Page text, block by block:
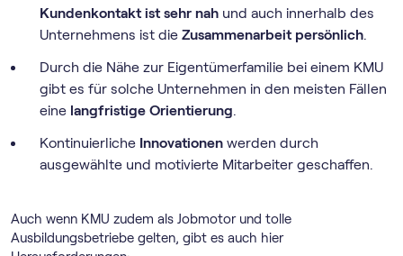
Kundenkontakt ist sehr nah und auch innerhalb des
Unternehmens ist die Zusammenarbeit persönlich.
Durch die Nähe zur Eigentümerfamilie bei einem KMU
gibt es für solche Unternehmen in den meisten Fällen
eine langfristige Orientierung.
Kontinuierliche Innovationen werden durch
ausgewählte und motivierte Mitarbeiter geschaffen.
Auch wenn KMU zudem als Jobmotor und tolle
Ausbildungsbetriebe gelten, gibt es auch hier